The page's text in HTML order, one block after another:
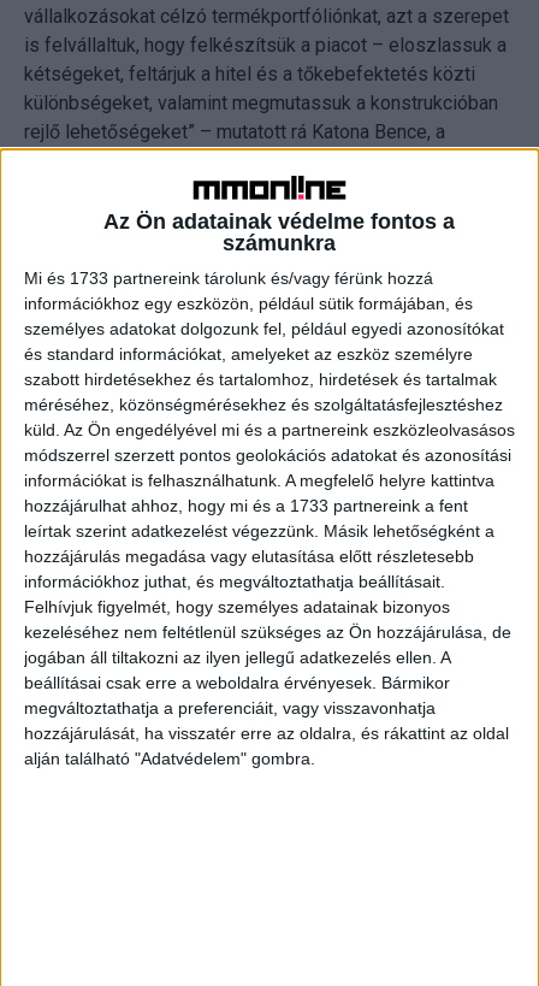
Az Ön adatainak védelme fontos a
számunkra
Mi és 1733 partnereink tárolunk és/vagy férünk hozzá
információkhoz egy eszközön, például sütik formájában, és
személyes adatokat dolgozunk fel, például egyedi azonosítókat
és standard információkat, amelyeket az eszköz személyre
szabott hirdetésekhez és tartalomhoz, hirdetések és tartalmak
méréséhez, közönségmérésekhez és szolgáltatásfejlesztéshez
küld. Az Ön engedélyével mi és a partnereink eszközleolvasásos
módszerrel szerzett pontos geolokációs adatokat és azonosítási
információkat is felhasználhatunk. A megfelelő helyre kattintva
hozzájárulhat ahhoz, hogy mi és a 1733 partnereink a fent
leírtak szerint adatkezelést végezzünk. Másik lehetőségként a
hozzájárulás megadása vagy elutasítása előtt részletesebb
információkhoz juthat, és megváltoztathatja beállításait.
Felhívjuk figyelmét, hogy személyes adatainak bizonyos
kezeléséhez nem feltétlenül szükséges az Ön hozzájárulása, de
jogában áll tiltakozni az ilyen jellegű adatkezelés ellen. A
beállításai csak erre a weboldalra érvényesek. Bármikor
megváltoztathatja a preferenciáit, vagy visszavonhatja
hozzájárulását, ha visszatér erre az oldalra, és rákattint az oldal
alján található "Adatvédelem" gombra.
vállalkozásokat célzó termékportfóliónkat, azt a szerepet
is felvállaltuk, hogy felkészítsük a piacot – eloszlassuk a
kétségeket, feltárjuk a hitel és a tőkebefektetés közti
különbségeket, valamint megmutassuk a konstrukcióban
rejlő lehetőségeket” – mutatott rá Katona Bence, a
A törekvés eredményessége a számokban is
megmutatkozik: 2022-ben már 32 vállalattal
dolgozott együtt a Hiventures, mintegy 17 milliárd
forint forrást biztosítva számukra. Ezzel a társaság
több mint 410 milliárd forint árbevételhez segítette
hozzá a magyar gazdaság gerincét képező KKV-kat,
valamint hazai nagyvállalatokat. „Elsősorban
gazdaságfejlesztési célú tőkebefektetésekről
számolhatunk be, amelyek révén a cégek leginkább
versenyelőny kiépítését vagy megtartását célzó
beruházásokat, kapacitásbővítéseket valósítottak
meg” – emelte ki Katona Bence. A Hiventures
közreműködésével realizálódhatott többek között a
rekordnagyságú, 5 milliárd forintos tőkeemelés az
UBM Csoport részére vagy a Solar Markt
energetikai beruházása is.
A vezérigazgató hozzátette: „Egyre élénkebb az